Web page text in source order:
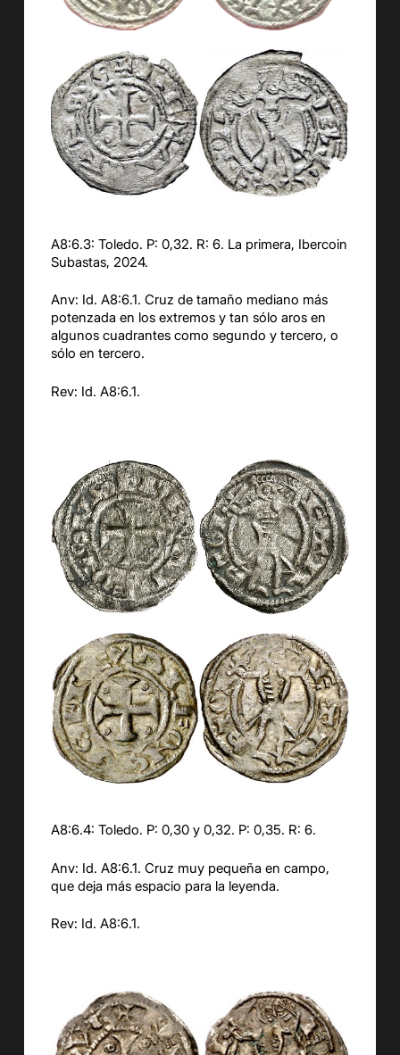
A8:6.3: Toledo. P: 0,32. R: 6. La primera, Ibercoin
Subastas, 2024.
Anv: Id. A8:6.1. Cruz de tamaño mediano más
potenzada en los extremos y tan sólo aros en
algunos cuadrantes como segundo y tercero, o
sólo en tercero.
Rev: Id. A8:6.1.
A8:6.4: Toledo. P: 0,30 y 0,32. P: 0,35. R: 6.
Anv: Id. A8:6.1. Cruz muy pequeña en campo,
que deja más espacio para la leyenda.
Rev: Id. A8:6.1.